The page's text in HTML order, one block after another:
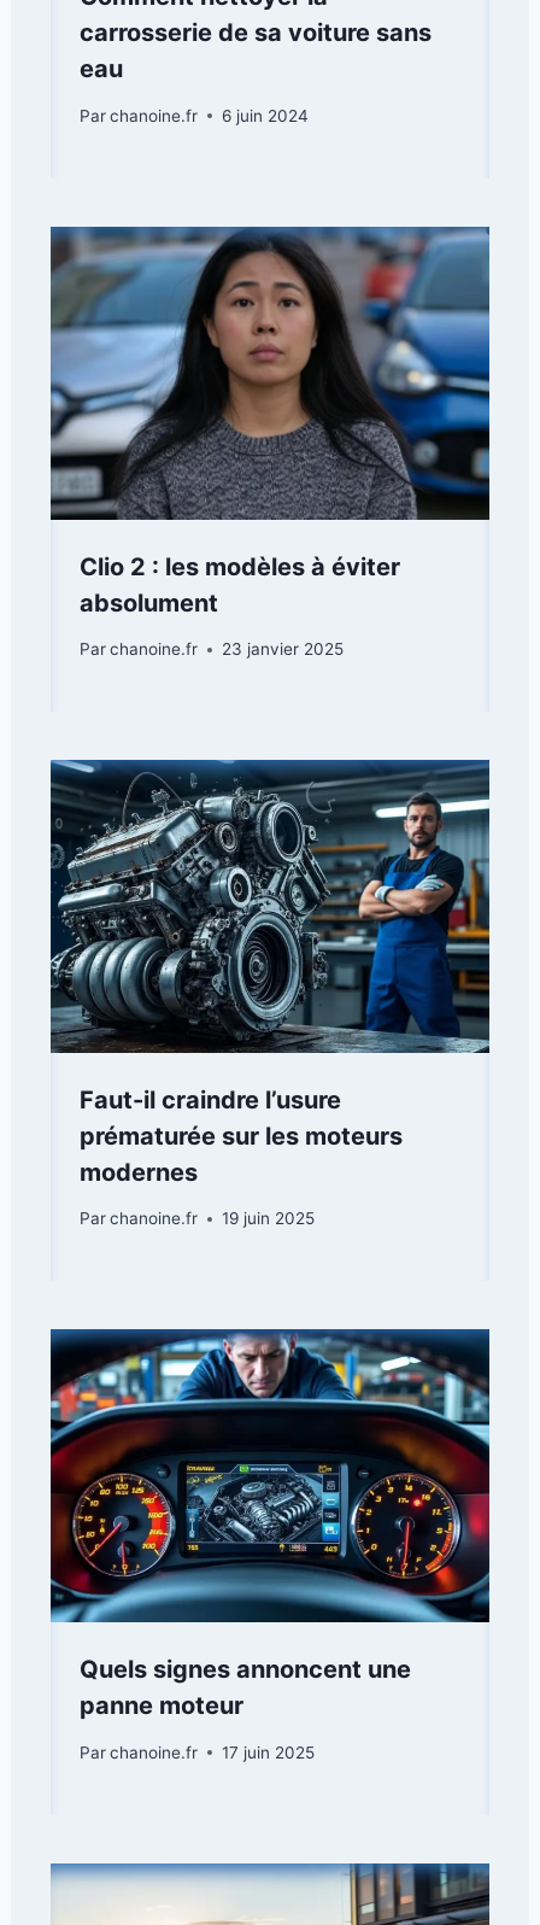
carrosserie de sa voiture sans
eau
Parchanoine.fr 6 juin 2024
Clio 2 : les modèles à éviter
absolument
Parchanoine.fr 23 janvier 2025
Faut-il craindre l’usure
prématurée sur les moteurs
modernes
Parchanoine.fr 19 juin 2025
Quels signes annoncent une
panne moteur
Parchanoine.fr 17 juin 2025